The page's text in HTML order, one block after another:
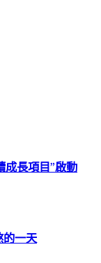
成長項目”啟動
的一天